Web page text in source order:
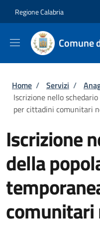
Regione Calabria
Comune
Briciole di
Home / Servizi /
Iscrizione nello
per cittadini comunitari
Iscrizione
della